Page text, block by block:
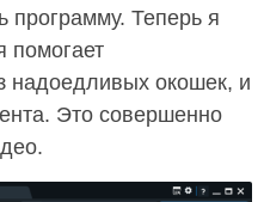
программу. Теперь я
помогает
надоедливых окошек, и
Это совершенно